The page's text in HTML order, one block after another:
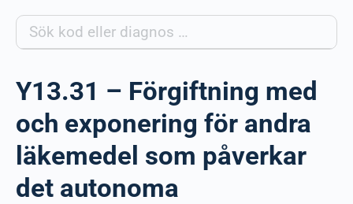
Y13.31 – Förgiftning med
och exponering för andra
läkemedel som påverkar
det autonoma